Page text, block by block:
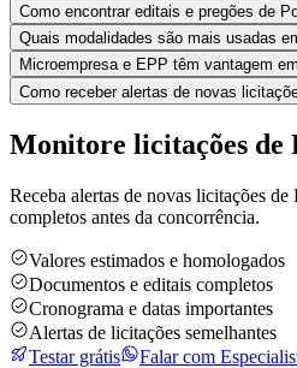
Como encontrar editais e pregões de
Quais modalidades são mais usadas
Microempresa e EPP têm vantagem
Como receber alertas de novas
Monitore licitações de
Receba alertas de novas licitações
completos antes da concorrência.
Valores estimados e homologados
Documentos e editais completos
Cronograma e datas importantes
Alertas de licitações semelhantes
Testar grátis
Falar com